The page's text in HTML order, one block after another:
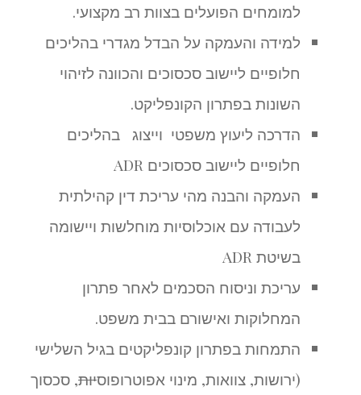
למומחים הפועלים בצוות רב מקצועי.
למידה והעמקה על הבדל מגדרי בהליכים
חלופיים ליישוב סכסוכים והכוונה לזיהוי
השונות בפתרון הקונפליקט.
הדרכה ליעוץ משפטי וייצוג בהליכים
חלופיים ליישוב סכסוכים ADR
העמקה והבנה מהי עריכת דין קהילתית
לעבודה עם אוכלוסיות מוחלשות ויישומה
בשיטת ADR
עריכת וניסוח הסכמים לאחר פתרון
המחלוקות ואישורם בבית משפט.
התמחות בפתרון קונפליקטים בגיל השלישי
(ירושות, צוואות, מינוי אפוטרופוסיות, סכסוך